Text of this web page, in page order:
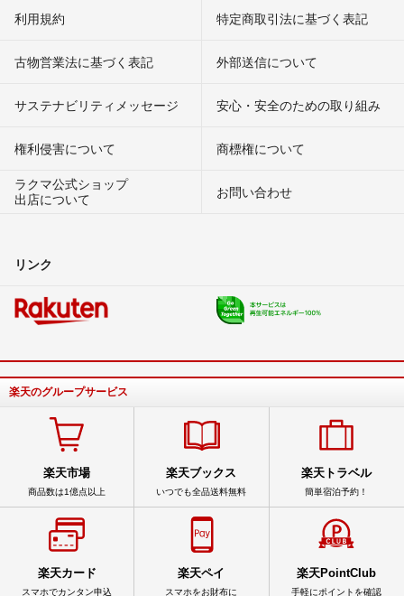
利用規約 特定商取引法に基づく表記
古物営業法に基づく表記 外部送信について
サステナビリティメッセージ 安心・安全のための取り組み
権利侵害について
商標権について
ラクマ公式ショップ
出店について
お問い合わせ
リンク
楽天のグループサービス
楽天市場
商品数は1億点以上
楽天ブックス
いつでも全品送料無料
楽天トラベル
簡単宿泊予約！
楽天カード
スマホでカンタン申込
楽天ペイ
スマホをお財布に
楽天PointClub
手軽にポイントを確認